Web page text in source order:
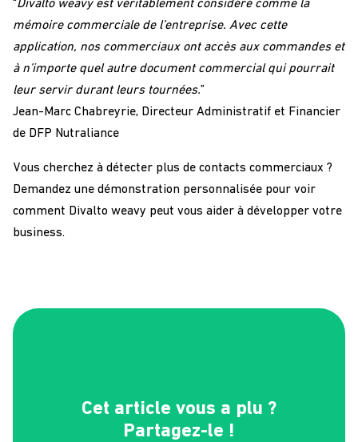
“Divalto weavy est véritablement considéré comme la
mémoire commerciale de l’entreprise. Avec cette
application, nos commerciaux ont accès aux commandes et
à n’importe quel autre document commercial qui pourrait
leur servir durant leurs tournées.”
Jean-Marc Chabreyrie, Directeur Administratif et Financier
de DFP Nutraliance
Vous cherchez à détecter plus de contacts commerciaux ?
Demandez une démonstration personnalisée pour voir
comment Divalto weavy peut vous aider à développer votre
business.
Cet article vous a plu ?
Partagez-le !